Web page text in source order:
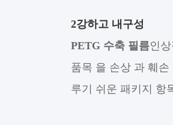
2강하고 내구성
PETG 수축 필름인
품목 을 손상 과 훼
루기 쉬운 패키지 항